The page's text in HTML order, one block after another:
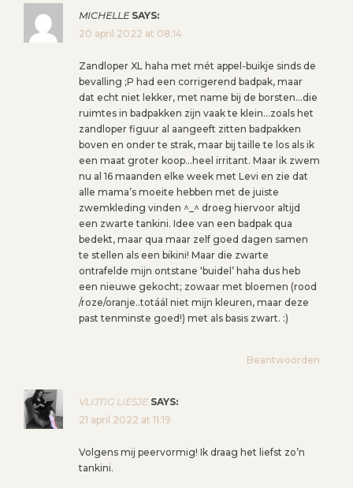
MICHELLE SAYS:
20 april 2022 at 08:14
Zandloper XL haha met mét appel-buikje sinds de
bevalling ;P had een corrigerend badpak, maar
dat echt niet lekker, met name bij de borsten…die
ruimtes in badpakken zijn vaak te klein…zoals het
zandloper figuur al aangeeft zitten badpakken
boven en onder te strak, maar bij taille te los als ik
een maat groter koop…heel irritant. Maar ik zwem
nu al 16 maanden elke week met Levi en zie dat
alle mama’s moeite hebben met de juiste
zwemkleding vinden ^_^ droeg hiervoor altijd
een zwarte tankini. Idee van een badpak qua
bedekt, maar qua maar zelf goed dagen samen
te stellen als een bikini! Maar die zwarte
ontrafelde mijn ontstane ‘buidel’ haha dus heb
een nieuwe gekocht; zowaar met bloemen (rood
/roze/oranje..totáál niet mijn kleuren, maar deze
past tenminste goed!) met als basis zwart. :)
Beantwoorden
VLIJTIG LIESJE SAYS:
21 april 2022 at 11:19
Volgens mij peervormig! Ik draag het liefst zo’n
tankini.